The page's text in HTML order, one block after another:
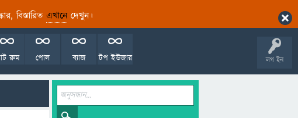
বিস্তারিত এখানেদেখুন।
লগ ইন
টপ ইউজার
ব্যাজ
পোল
রুম